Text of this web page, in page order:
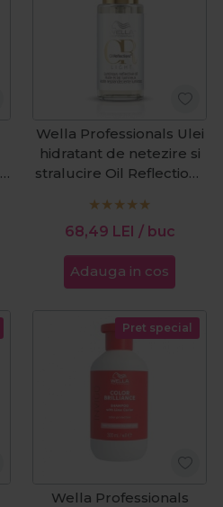
Wella Professionals Ulei
hidratant de netezire si
stralucire Oil Reflections
68,49 LEI / buc
Adauga in cos
Pret special
Wella Professionals